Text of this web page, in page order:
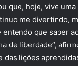
que, hoje, vive uma
me divertindo,
entendo que saber
de liberdade”,
das lições